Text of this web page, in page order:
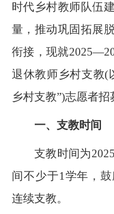
时代乡村教师队伍
量，推动巩固拓展
衔接，现就
退休教师乡村支教(
乡村支教”)志愿者招
一、支教时间
支教时间为
间不少于1学年，
连续支教。